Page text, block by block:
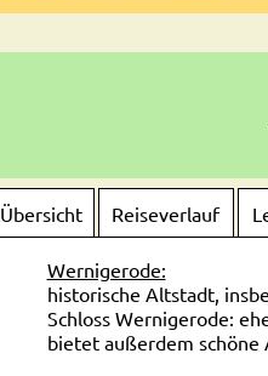
Übersicht Reiseverlauf
Wernigerode:
historische Altstadt,
Schloss Wernigerode:
bietet außerdem schöne